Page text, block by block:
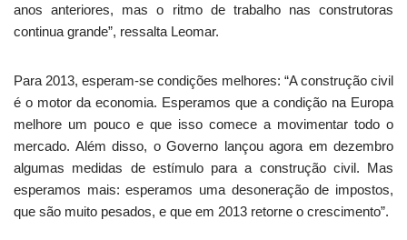
anos anteriores, mas o ritmo de trabalho nas construtoras
continua grande”, ressalta Leomar.
Para 2013, esperam-se condições melhores: “A construção civil
é o motor da economia. Esperamos que a condição na Europa
melhore um pouco e que isso comece a movimentar todo o
mercado. Além disso, o Governo lançou agora em dezembro
algumas medidas de estímulo para a construção civil. Mas
esperamos mais: esperamos uma desoneração de impostos,
que são muito pesados, e que em 2013 retorne o crescimento”.